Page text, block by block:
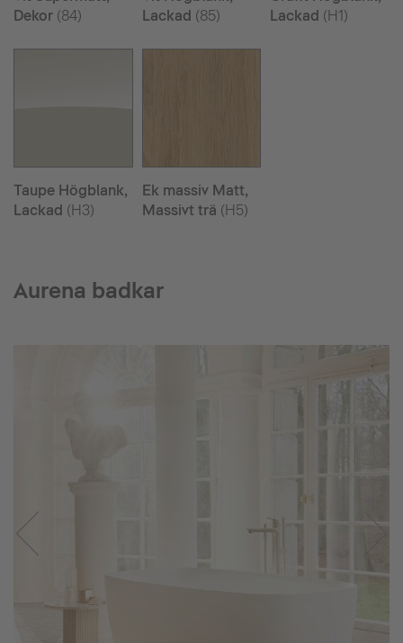
Dekor (84)
Lackad (85)
Lackad (H1)
Taupe Högblank,
Lackad (H3)
Ek massiv Matt,
Massivt trä (H5)
Aurena badkar